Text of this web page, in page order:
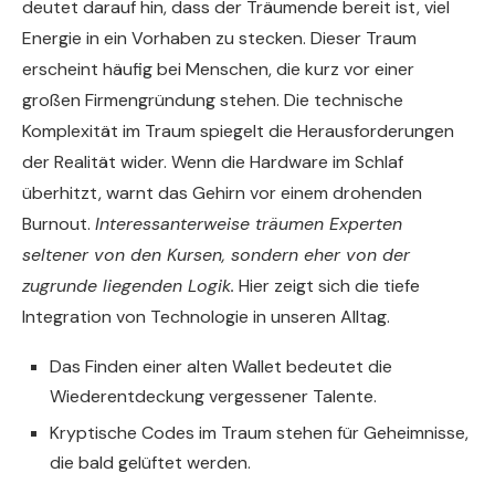
deutet darauf hin, dass der Träumende bereit ist, viel
Energie in ein Vorhaben zu stecken. Dieser Traum
erscheint häufig bei Menschen, die kurz vor einer
großen Firmengründung stehen. Die technische
Komplexität im Traum spiegelt die Herausforderungen
der Realität wider. Wenn die Hardware im Schlaf
überhitzt, warnt das Gehirn vor einem drohenden
Burnout. Interessanterweise träumen Experten
seltener von den Kursen, sondern eher von der
zugrunde liegenden Logik. Hier zeigt sich die tiefe
Integration von Technologie in unseren Alltag.
Das Finden einer alten Wallet bedeutet die
Wiederentdeckung vergessener Talente.
Kryptische Codes im Traum stehen für Geheimnisse,
die bald gelüftet werden.